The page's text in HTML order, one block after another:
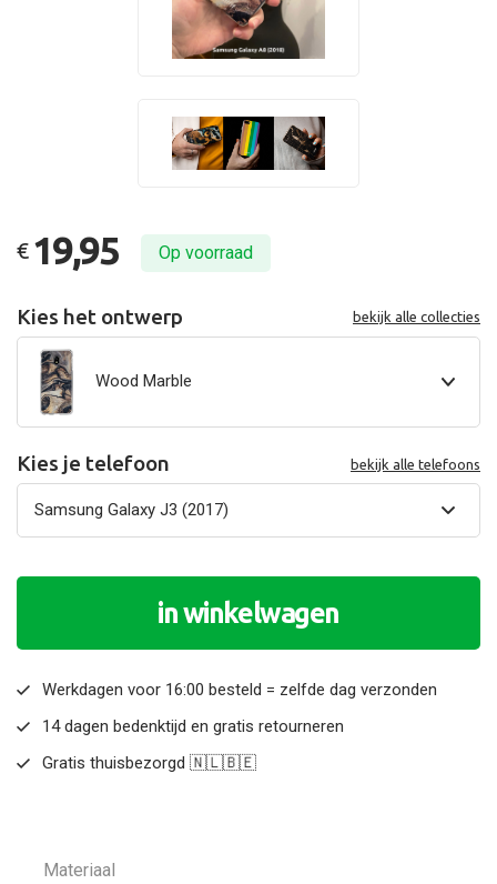
€ 19,95 Op voorraad
Kies het ontwerp bekijk alle collecties
Wood Marble
Kies je telefoon bekijk alle telefoons
in winkelwagen
Werkdagen voor 16:00 besteld = zelfde dag verzonden
14 dagen bedenktijd en gratis retourneren
Gratis thuisbezorgd 🇳🇱🇧🇪
Materiaal